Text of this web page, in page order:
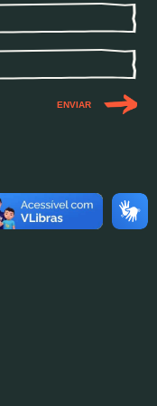
ENVIAR